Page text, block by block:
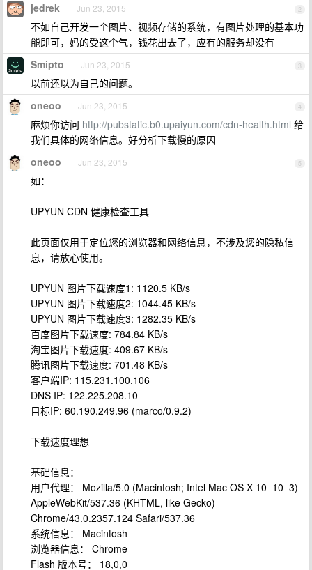
2
jedrek Jun 23, 2015
不如自己开发一个图片、视频存储的系统，有图片处理的基本功
能即可，妈的受这个气，钱花出去了，应有的服务却没有
3
Smipto Jun 23, 2015
以前还以为自己的问题。
4
oneoo Jun 23, 2015
麻烦你访问 http://pubstatic.b0.upaiyun.com/cdn-health.html 给
我们具体的网络信息。好分析下载慢的原因
5
oneoo Jun 23, 2015
如：
UPYUN CDN 健康检查工具
此页面仅用于定位您的浏览器和网络信息，不涉及您的隐私信
息，请放心使用。
UPYUN 图片下载速度1: 1120.5 KB/s
UPYUN 图片下载速度2: 1044.45 KB/s
UPYUN 图片下载速度3: 1282.35 KB/s
百度图片下载速度: 784.84 KB/s
淘宝图片下载速度: 409.67 KB/s
腾讯图片下载速度: 701.48 KB/s
客户端IP: 115.231.100.106
DNS IP: 122.225.208.10
目标IP: 60.190.249.96 (marco/0.9.2)
下载速度理想
基础信息：
用户代理： Mozilla/5.0 (Macintosh; Intel Mac OS X 10_10_3)
AppleWebKit/537.36 (KHTML, like Gecko)
Chrome/43.0.2357.124 Safari/537.36
系统信息： Macintosh
浏览器信息： Chrome
Flash 版本号： 18,0,0